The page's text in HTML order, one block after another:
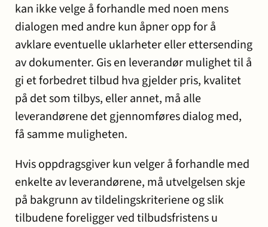
kan ikke velge å forhandle med noen mens
dialogen med andre kun åpner opp for å
avklare eventuelle uklarheter eller ettersending
av dokumenter. Gis en leverandør mulighet til å
gi et forbedret tilbud hva gjelder pris, kvalitet
på det som tilbys, eller annet, må alle
leverandørene det gjennomføres dialog med,
få samme muligheten.
Hvis oppdragsgiver kun velger å forhandle med
enkelte av leverandørene, må utvelgelsen skje
på bakgrunn av tildelingskriteriene og slik
tilbudene foreligger ved tilbudsfristens u